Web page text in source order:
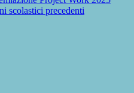
scolastici precedenti